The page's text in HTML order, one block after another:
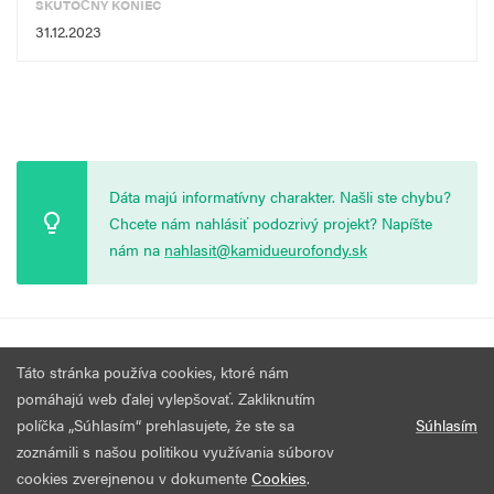
pod.SKUTOČNÝ KONIEC
31.12.2023
Dáta majú informatívny charakter. Našli ste chybu?
Chcete nám nahlásiť podozrivý projekt? Napíšte
nám na nahlasit@kamidueurofondy.sk
Všetky práva vyhradené.
Táto stránka používa cookies, ktoré nám
pomáhajú web ďalej vylepšovať. Zakliknutím
políčka „Súhlasím“ prehlasujete, že ste sa
zoznámili s našou politikou využívania súborov
cookies zverejnenou v dokumente Cookies.
Súhlasím